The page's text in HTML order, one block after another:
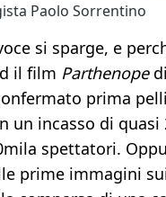
Paolo Sorrentino
si sparge, e
il film Parthenope
prima
un incasso di
spettatori.
prime immagini